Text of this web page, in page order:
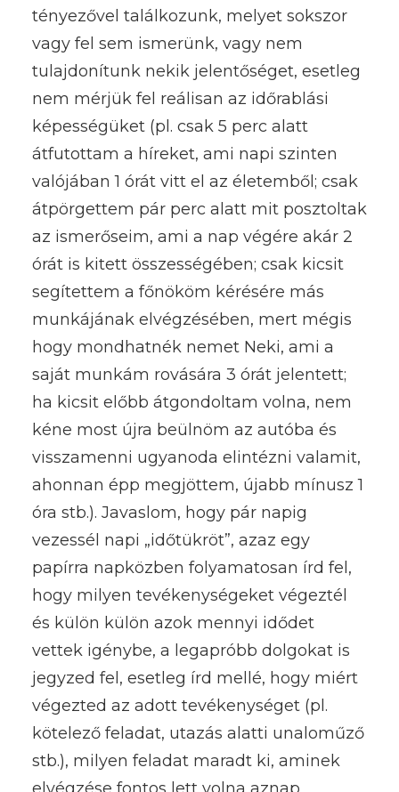
tényezővel találkozunk, melyet sokszor
vagy fel sem ismerünk, vagy nem
tulajdonítunk nekik jelentőséget, esetleg
nem mérjük fel reálisan az időrablási
képességüket (pl. csak 5 perc alatt
átfutottam a híreket, ami napi szinten
valójában 1 órát vitt el az életemből; csak
átpörgettem pár perc alatt mit posztoltak
az ismerőseim, ami a nap végére akár 2
órát is kitett összességében; csak kicsit
segítettem a főnököm kérésére más
munkájának elvégzésében, mert mégis
hogy mondhatnék nemet Neki, ami a
saját munkám rovására 3 órát jelentett;
ha kicsit előbb átgondoltam volna, nem
kéne most újra beülnöm az autóba és
visszamenni ugyanoda elintézni valamit,
ahonnan épp megjöttem, újabb mínusz 1
óra stb.). Javaslom, hogy pár napig
vezessél napi „időtükröt”, azaz egy
papírra napközben folyamatosan írd fel,
hogy milyen tevékenységeket végeztél
és külön külön azok mennyi idődet
vettek igénybe, a legapróbb dolgokat is
jegyzed fel, esetleg írd mellé, hogy miért
végezted az adott tevékenységet (pl.
kötelező feladat, utazás alatti unaloműző
stb.), milyen feladat maradt ki, aminek